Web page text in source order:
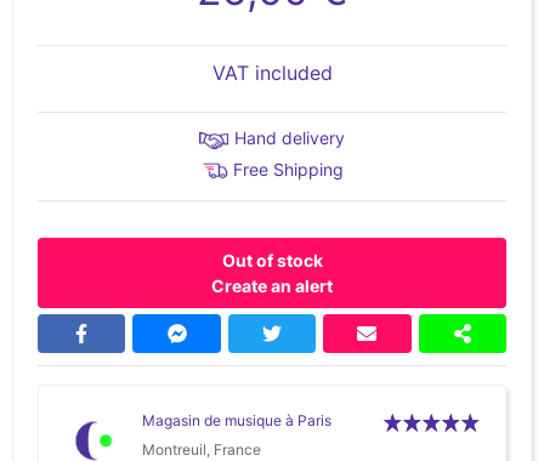
VAT included
Hand delivery
Free Shipping
Out of stock
Create an alert
Magasin de musique à Paris
Montreuil, France